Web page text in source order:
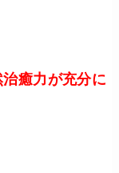
癒力が充分に